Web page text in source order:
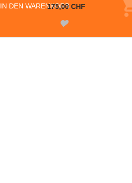
IN DEN WARENKORB
175,00 CHF